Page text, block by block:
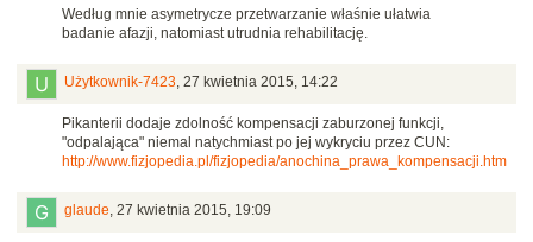
Według mnie asymetrycze przetwarzanie właśnie ułatwia
badanie afazji, natomiast utrudnia rehabilitację.
Użytkownik-7423, 27 kwietnia 2015, 14:22
Pikanterii dodaje zdolność kompensacji zaburzonej funkcji,
"odpalająca" niemal natychmiast po jej wykryciu przez CUN:
http://www.fizjopedia.pl/fizjopedia/anochina_prawa_kompensacji.htm
glaude, 27 kwietnia 2015, 19:09